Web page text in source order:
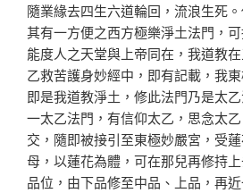
隨業緣去四生六道輪回，流浪生死
其有一方便之西方極樂淨土法門，
能度人之天堂與上帝同在，我道教
乙救苦護身妙經中，即有記載，我
即是我道教淨土，修此法門乃是太
一太乙法門，有信仰太乙，思念太
交，隨即被接引至東極妙嚴宮，受
母，以蓮花為體，可在那兒再修持
品位，由下品修至中品、上品，再